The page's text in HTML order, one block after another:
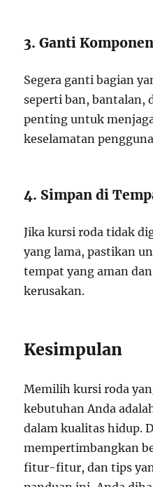
3. Ganti
Segera ganti bagian
seperti ban, bantalan,
penting untuk
keselamatan
4. Simpan di
Jika kursi roda tidak
yang lama, pastikan
tempat yang aman
kerusakan.
Kesimpulan
Memilih kursi roda
kebutuhan Anda
dalam kualitas hidup.
mempertimbangkan
fitur-fitur, dan tips